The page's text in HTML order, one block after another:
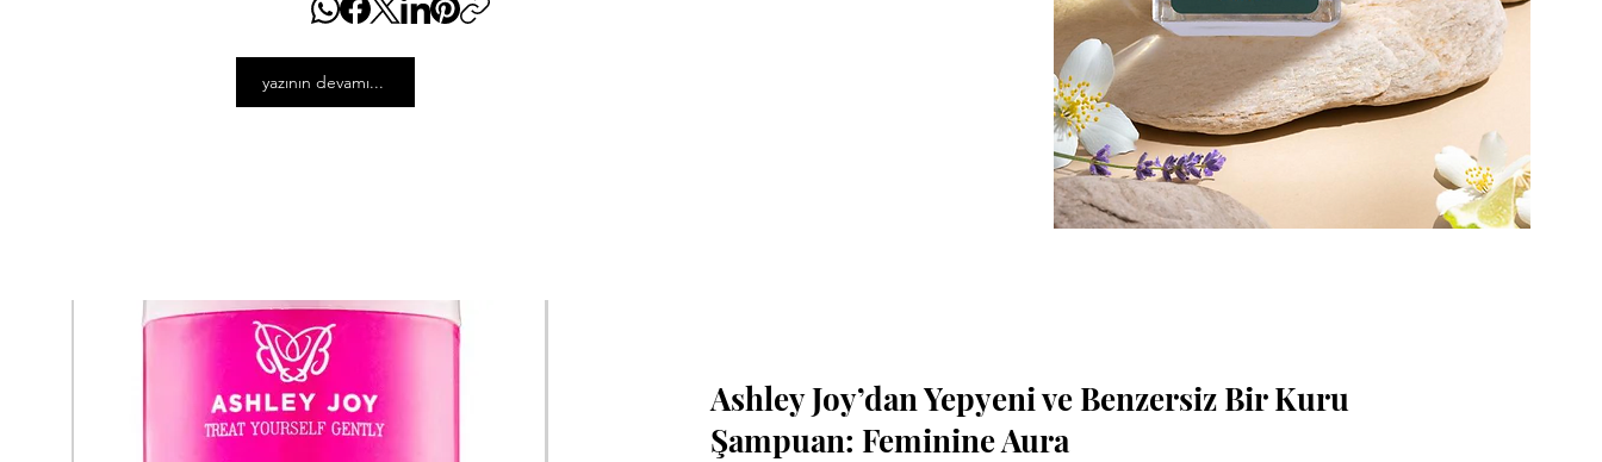
yazının devamı...
Ashley Joy’dan Yepyeni ve Benzersiz Bir Kuru
Şampuan: Feminine Aura